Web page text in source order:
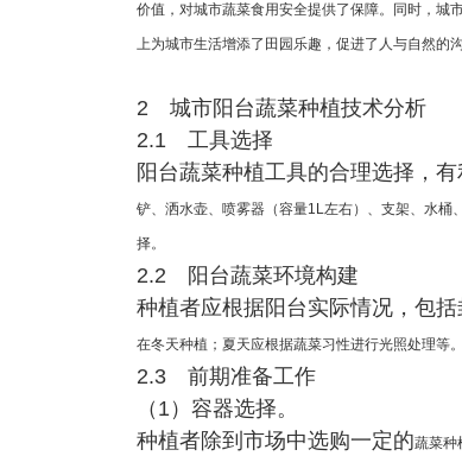
价值，对城市蔬菜食用安全提供了保障。同时，城
上为城市生活增添了田园乐趣，促进了人与自然的沟
2 城市阳台蔬菜种植技术分析
2.1 工具选择
阳台蔬菜种植工具的合理选择，
铲、洒水壶、喷雾器（容量1L左右）、支架、水桶
择。
2.2 阳台蔬菜环境构建
种植者应根据阳台实际情况，包括
在冬天种植；夏天应根据蔬菜习性进行光照处理等。
2.3 前期准备工作
（1）容器选择。
种植者除到市场中选购一定的蔬菜种